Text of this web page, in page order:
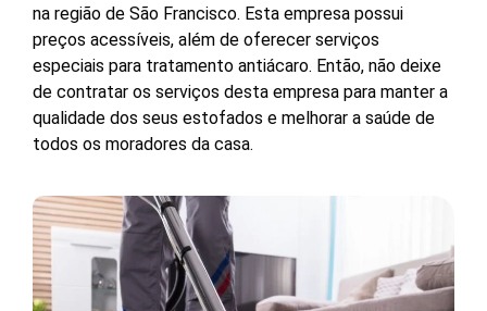
na região de São Francisco. Esta empresa possui
preços acessíveis, além de oferecer serviços
especiais para tratamento antiácaro. Então, não deixe
de contratar os serviços desta empresa para manter a
qualidade dos seus estofados e melhorar a saúde de
todos os moradores da casa.